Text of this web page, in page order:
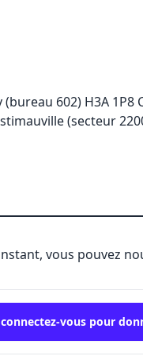
(bureau 602) H3A 1P8
(secteur
vous pouvez
vous pour